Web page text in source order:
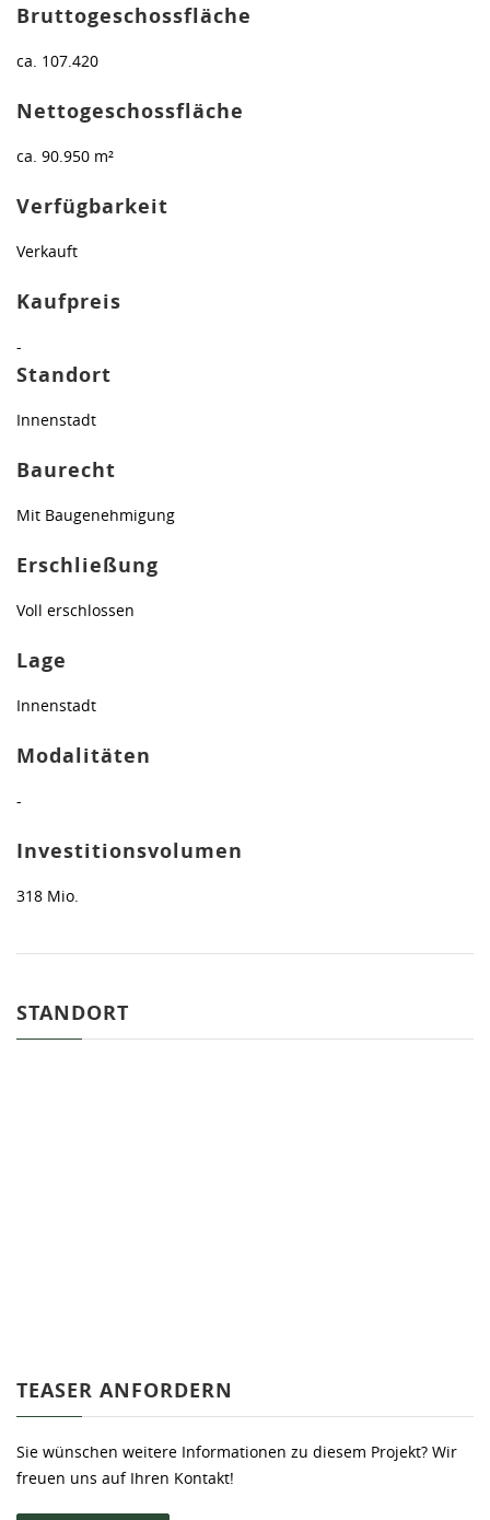
Bruttogeschossfläche
ca. 107.420
Nettogeschossfläche
ca. 90.950 m²
Verfügbarkeit
Verkauft
Kaufpreis
-
Standort
Innenstadt
Baurecht
Mit Baugenehmigung
Erschließung
Voll erschlossen
Lage
Innenstadt
Modalitäten
-
Investitionsvolumen
318 Mio.
STANDORT
TEASER ANFORDERN
Sie wünschen weitere Informationen zu diesem Projekt? Wir
freuen uns auf Ihren Kontakt!